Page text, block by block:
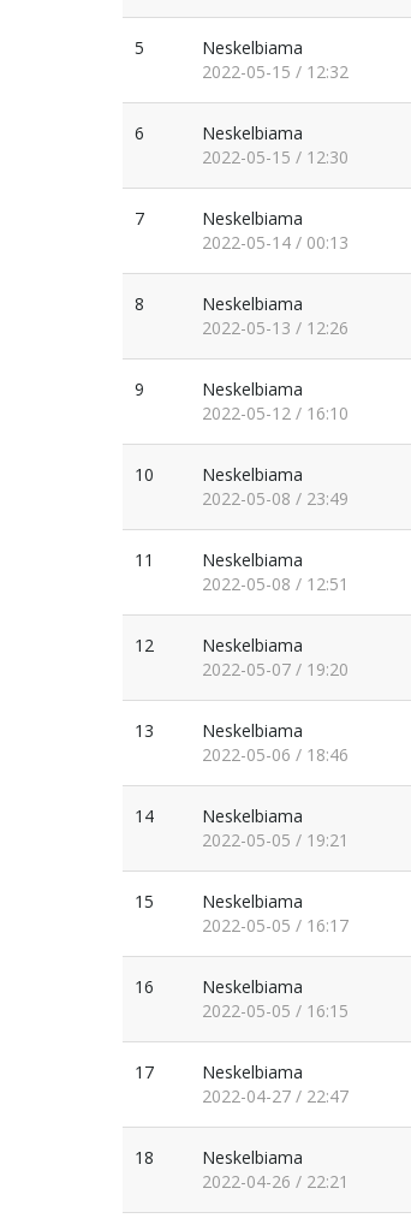
5
Neskelbiama
2022-05-15 / 12:32
6
Neskelbiama
2022-05-15 / 12:30
7
Neskelbiama
2022-05-14 / 00:13
8
Neskelbiama
2022-05-13 / 12:26
9
Neskelbiama
2022-05-12 / 16:10
10
Neskelbiama
2022-05-08 / 23:49
11
Neskelbiama
2022-05-08 / 12:51
12
Neskelbiama
2022-05-07 / 19:20
13
Neskelbiama
2022-05-06 / 18:46
14
Neskelbiama
2022-05-05 / 19:21
15
Neskelbiama
2022-05-05 / 16:17
16
Neskelbiama
2022-05-05 / 16:15
17
Neskelbiama
2022-04-27 / 22:47
18
Neskelbiama
2022-04-26 / 22:21